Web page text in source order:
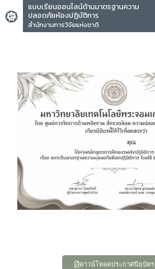
แบบเรียนออนไลน์ด้านมาตรฐานความ
ปลอดภัยห้องปฏิบัติการ
สำนักงานการวิจัยแห่งชาติ
คุณ
ดาวน์โหลดประกาศนียบัตร